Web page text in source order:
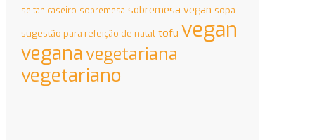
seitan caseiro sobremesa sobremesa vegan sopa
sugestão para refeição de natal tofu vegan
veganavegetariana
vegetariano